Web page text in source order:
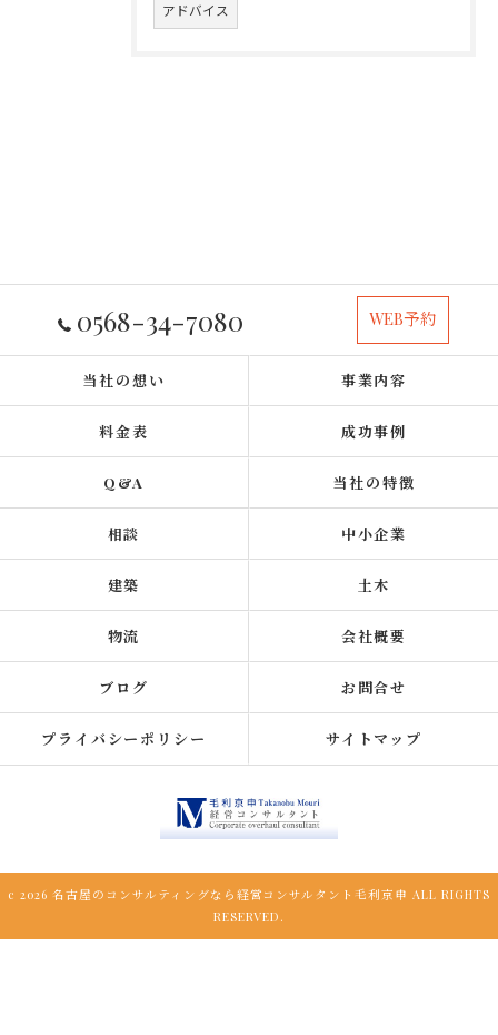
アドバイス
0568-34-7080 WEB予約
当社の想い 事業内容
料金表 成功事例
Q&A 当社の特徴
相談 中小企業
建築 土木
物流 会社概要
ブログ お問合せ
プライバシーポリシー サイトマップ
c 2026 名古屋のコンサルティングなら経営コンサルタント毛利京申 ALL RIGHTS
RESERVED.